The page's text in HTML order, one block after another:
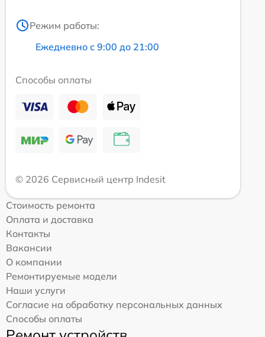
Режим работы:
Ежедневно с 9:00 до 21:00
Способы оплаты
© 2026 Сервисный центр Indesit
Стоимость ремонта
Оплата и доставка
Контакты
Вакансии
О компании
Ремонтируемые модели
Наши услуги
Согласие на обработку персональных данных
Способы оплаты